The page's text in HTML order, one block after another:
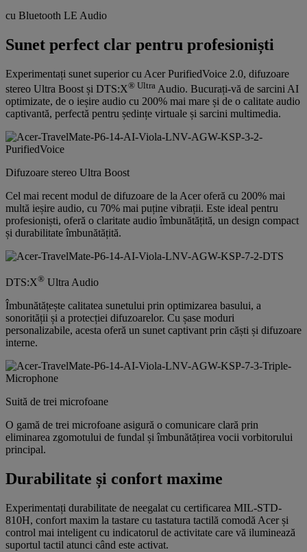
cu Bluetooth LE Audio
Sunet perfect clar pentru profesioniști
Experimentați sunet superior cu Acer PurifiedVoice 2.0, difuzoare
stereo Ultra Boost și DTS:X® Ultra Audio. Bucurați-vă de sarcini AI
optimizate, de o ieșire audio cu 200% mai mare și de o calitate audio
captivantă, perfectă pentru ședințe virtuale și sarcini multimedia.
Difuzoare stereo Ultra Boost
Cel mai recent modul de difuzoare de la Acer oferă cu 200% mai
multă ieșire audio, cu 70% mai puține vibrații. Este ideal pentru
profesioniști, oferă o claritate audio îmbunătățită, un design compact
și durabilitate îmbunătățită.
DTS:X® Ultra Audio
Îmbunătățește calitatea sunetului prin optimizarea basului, a
sonorității și a protecției difuzoarelor. Cu șase moduri
personalizabile, acesta oferă un sunet captivant prin căști și difuzoare
interne.
Suită de trei microfoane
O gamă de trei microfoane asigură o comunicare clară prin
eliminarea zgomotului de fundal și îmbunătățirea vocii vorbitorului
principal.
Durabilitate și confort maxime
Experimentați durabilitate de neegalat cu certificarea MIL-STD-
810H, confort maxim la tastare cu tastatura tactilă comodă Acer și
control mai inteligent cu indicatorul de activitate care vă iluminează
suportul tactil atunci când este activat.